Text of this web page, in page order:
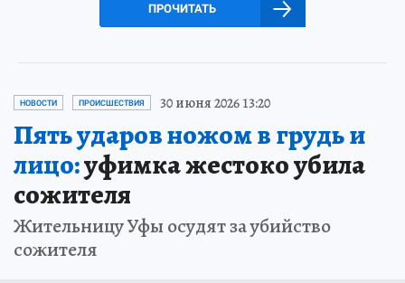
ПРОЧИТАТЬ
НОВОСТИ ПРОИСШЕСТВИЯ 30 июня 2026 13:20
Пять ударов ножом в грудь и
лицо:уфимка жестоко убила
сожителя
Жительницу Уфы осудят за убийство
сожителя